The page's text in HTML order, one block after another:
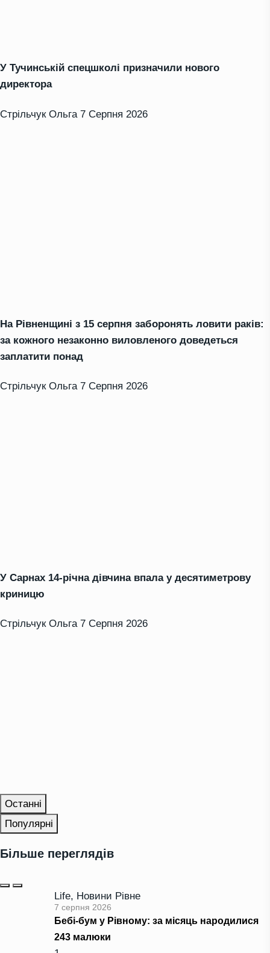
У Тучинській спецшколі призначили нового
директора
Стрільчук Ольга 7 Серпня 2026
На Рівненщині з 15 серпня заборонять ловити раків:
за кожного незаконно виловленого доведеться
заплатити понад
Стрільчук Ольга 7 Серпня 2026
У Сарнах 14-річна дівчина впала у десятиметрову
криницю
Стрільчук Ольга 7 Серпня 2026
Останні
Популярні
Більше переглядів
Life, Новини Рівне
7 серпня 2026
Бебі-бум у Рівному: за місяць народилися
243 малюки